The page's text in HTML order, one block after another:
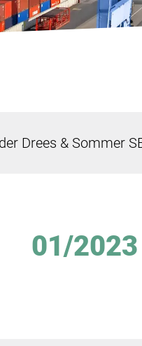
Drees & Sommer
01/2023